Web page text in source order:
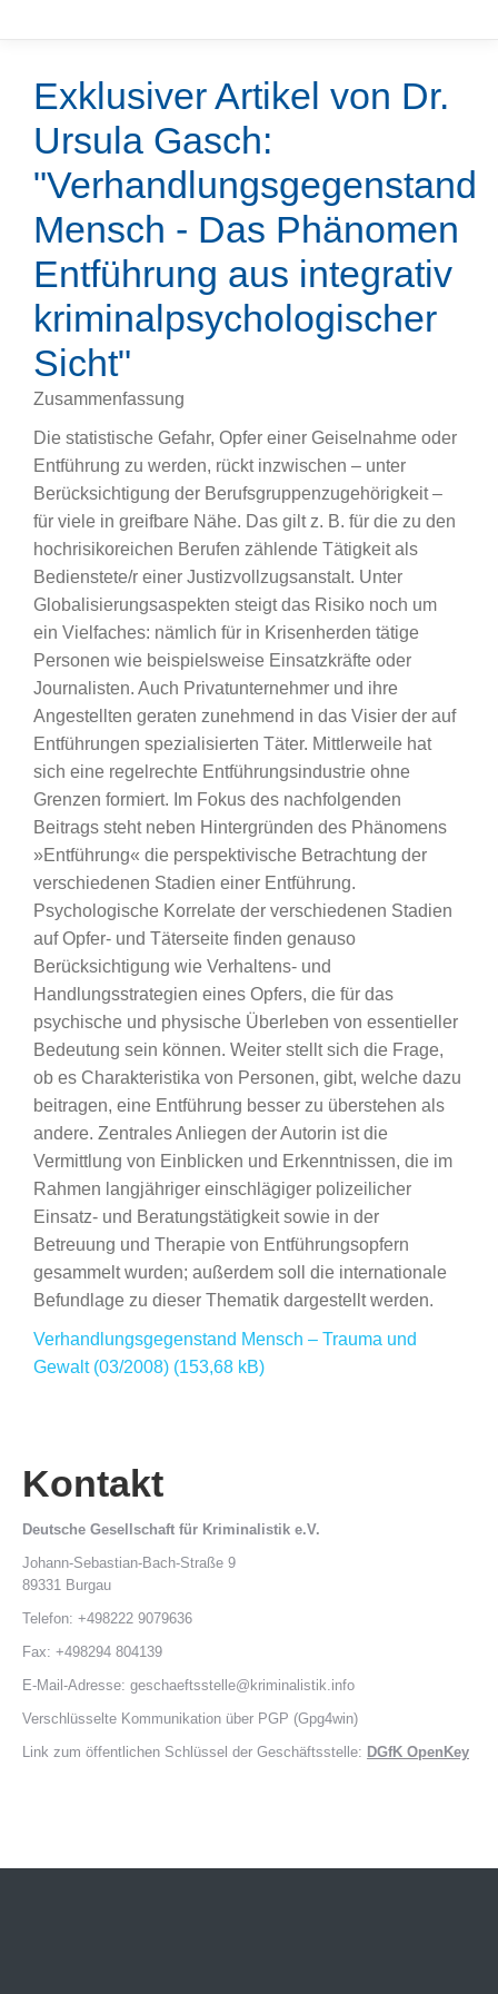
Exklusiver Artikel von Dr.
Ursula Gasch:
"Verhandlungsgegenstand
Mensch - Das Phänomen
Entführung aus integrativ
kriminalpsychologischer
Sicht"
Zusammenfassung
Die statistische Gefahr, Opfer einer Geiselnahme oder
Entführung zu werden, rückt inzwischen – unter
Berücksichtigung der Berufsgruppenzugehörigkeit –
für viele in greifbare Nähe. Das gilt z. B. für die zu den
hochrisikoreichen Berufen zählende Tätigkeit als
Bedienstete/r einer Justizvollzugsanstalt. Unter
Globalisierungsaspekten steigt das Risiko noch um
ein Vielfaches: nämlich für in Krisenherden tätige
Personen wie beispielsweise Einsatzkräfte oder
Journalisten. Auch Privatunternehmer und ihre
Angestellten geraten zunehmend in das Visier der auf
Entführungen spezialisierten Täter. Mittlerweile hat
sich eine regelrechte Entführungsindustrie ohne
Grenzen formiert. Im Fokus des nachfolgenden
Beitrags steht neben Hintergründen des Phänomens
»Entführung« die perspektivische Betrachtung der
verschiedenen Stadien einer Entführung.
Psychologische Korrelate der verschiedenen Stadien
auf Opfer- und Täterseite finden genauso
Berücksichtigung wie Verhaltens- und
Handlungsstrategien eines Opfers, die für das
psychische und physische Überleben von essentieller
Bedeutung sein können. Weiter stellt sich die Frage,
ob es Charakteristika von Personen, gibt, welche dazu
beitragen, eine Entführung besser zu überstehen als
andere. Zentrales Anliegen der Autorin ist die
Vermittlung von Einblicken und Erkenntnissen, die im
Rahmen langjähriger einschlägiger polizeilicher
Einsatz- und Beratungstätigkeit sowie in der
Betreuung und Therapie von Entführungsopfern
gesammelt wurden; außerdem soll die internationale
Befundlage zu dieser Thematik dargestellt werden.
Verhandlungsgegenstand Mensch – Trauma und
Gewalt (03/2008)
Kontakt
Deutsche Gesellschaft für Kriminalistik e.V.
Johann-Sebastian-Bach-Straße 9
89331 Burgau
Telefon: +498222 9079636
Fax: +498294 804139
E-Mail-Adresse: geschaeftsstelle@kriminalistik.info
Verschlüsselte Kommunikation über PGP (Gpg4win)
Link zum öffentlichen Schlüssel der Geschäftsstelle: DGfK OpenKey